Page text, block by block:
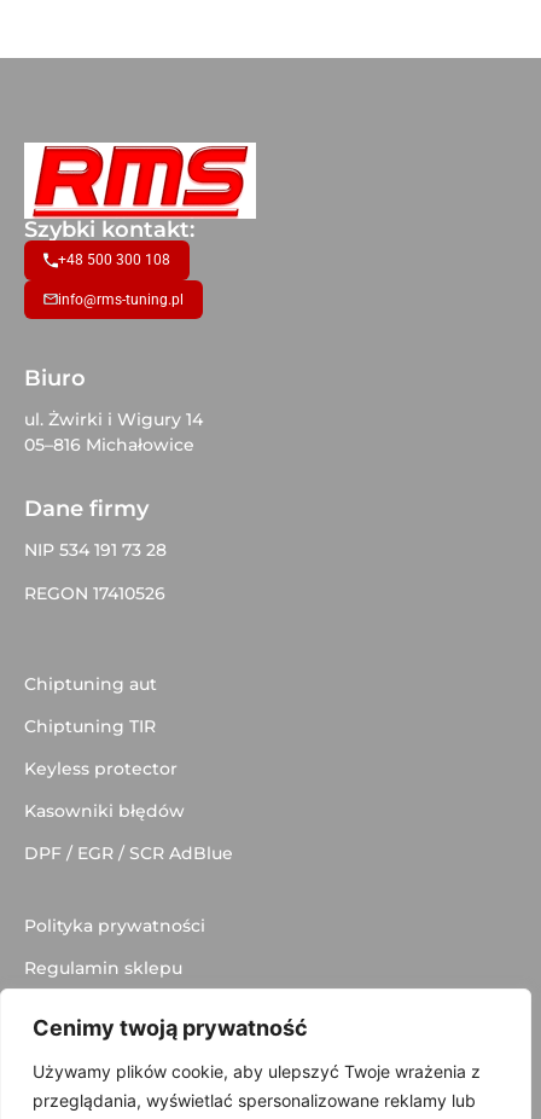
Cenimy twoją prywatność
Używamy plików cookie, aby ulepszyć Twoje wrażenia z
przeglądania, wyświetlać spersonalizowane reklamy lub
Szybki kontakt:
+48 500 300 108
info@rms-tuning.pl
Biuro
ul. Żwirki i Wigury 14
05–816 Michałowice
Dane firmy
NIP 534 191 73 28
REGON 17410526
Chiptuning aut
Chiptuning TIR
Keyless protector
Kasowniki błędów
DPF / EGR / SCR AdBlue
Polityka prywatności
Regulamin sklepu